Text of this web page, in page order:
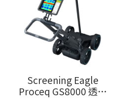
Screening Eagle
Proceq GS8000 透地